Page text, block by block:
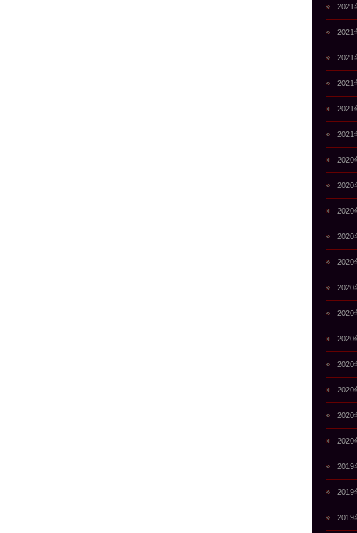
2021
2021
2021
2021
2021
2021
2020
2020
2020
2020
2020
2020
2020
2020
2020
2020
2020
2020
2019
2019
2019